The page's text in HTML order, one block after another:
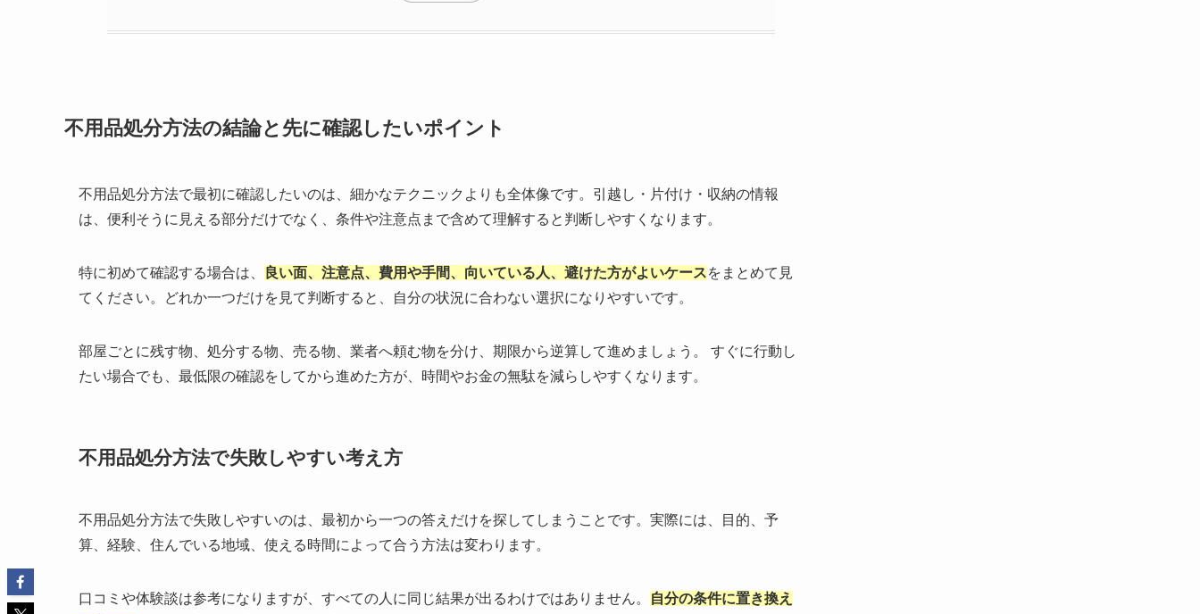
不用品処分方法の結論と先に確認したいポイント
不用品処分方法で最初に確認したいのは、細かなテクニックよりも全体像です。引越し・片付け・収納の情報
は、便利そうに見える部分だけでなく、条件や注意点まで含めて理解すると判断しやすくなります。
特に初めて確認する場合は、 良い面、注意点、費用や手間、向いている人、避けた方がよいケースをまとめて見
てください。どれか一つだけを見て判断すると、自分の状況に合わない選択になりやすいです。
部屋ごとに残す物、処分する物、売る物、業者へ頼む物を分け、期限から逆算して進めましょう。 すぐに行動し
たい場合でも、最低限の確認をしてから進めた方が、時間やお金の無駄を減らしやすくなります。
不用品処分方法で失敗しやすい考え方
不用品処分方法で失敗しやすいのは、最初から一つの答えだけを探してしまうことです。実際には、目的、予
算、経験、住んでいる地域、使える時間によって合う方法は変わります。
口コミや体験談は参考になりますが、すべての人に同じ結果が出るわけではありません。
自分の条件に置き換え